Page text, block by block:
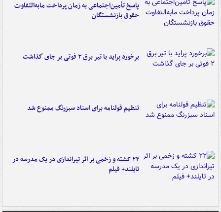
پاسخ تأمین‌اجتماعی به زمان پرداخت مابه‌التفاوت
حقوق بازنشستگان
برخورد پراید با تیر برق ۲ فوتی بر جای گذاشت
تنظیم قولنامه برای اسناد سبزرنگ ممنوع شد
۲۲ کشته و زخمی بر اثر تیراندازی در یک مدرسه در
تایلند+ فیلم